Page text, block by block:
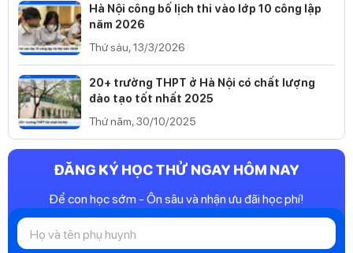
Hà Nội công bố lịch thi vào lớp 10 công lập
năm 2026
Thứ sáu, 13/3/2026
20+ trường THPT ở Hà Nội có chất lượng
đào tạo tốt nhất 2025
Thứ năm, 30/10/2025
ĐĂNG KÝ HỌC THỬ NGAY HÔM NAY
Để con học sớm - Ôn sâu và nhận ưu đãi học phí!